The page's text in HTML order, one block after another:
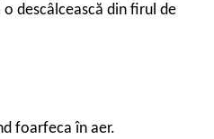
descâlcească din firul de
foarfeca în aer.